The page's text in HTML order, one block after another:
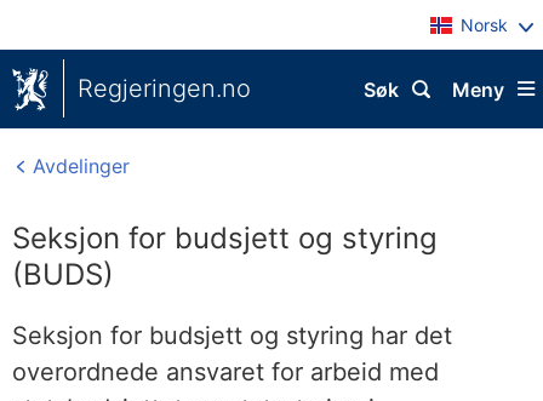
Norsk
Regjeringen.no Meny
Søk
Avdelinger
Seksjon for budsjett og styring
(BUDS)
Seksjon for budsjett og styring har det
overordnede ansvaret for arbeid med